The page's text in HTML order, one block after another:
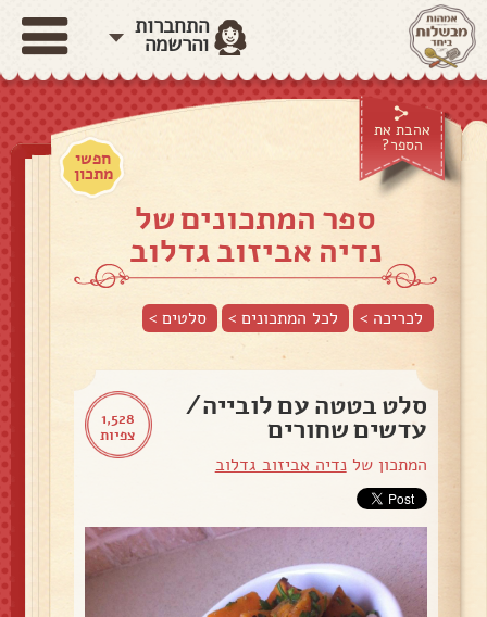
התחברות
והרשמה
אהבת את
הספר?
חפשי
מתכון
ספר המתכונים של
נדיה אביזוב גדלוב
לכריכה > לכל המתכונים > סלטים>
1,528
צפיות
סלט בטטה עם לובייה/
עדשים שחורים
המתכון שלנדיה אביזוב גדלוב